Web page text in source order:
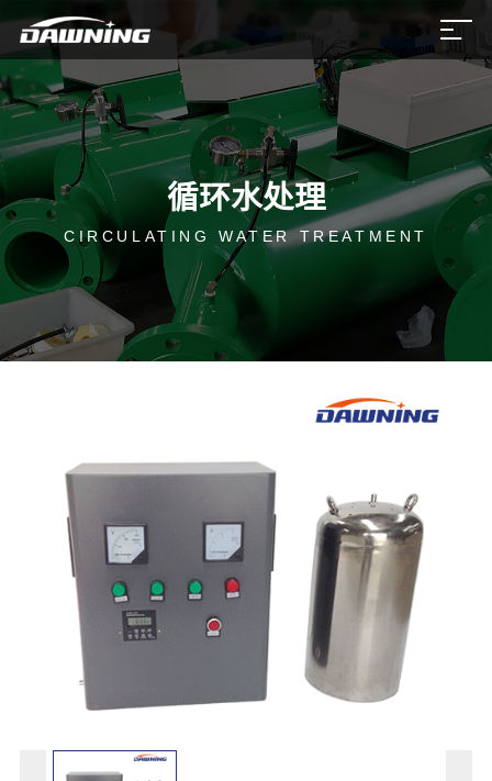
循环水处理
CIRCULATING WATER TREATMENT